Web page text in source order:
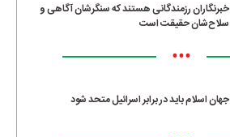
خبرنگاران رزمندگانی هستند که سنگرشان آگاهی و
سلاح‌شان حقیقت است
•••
جهان اسلام باید در برابر اسرائیل متحد شود